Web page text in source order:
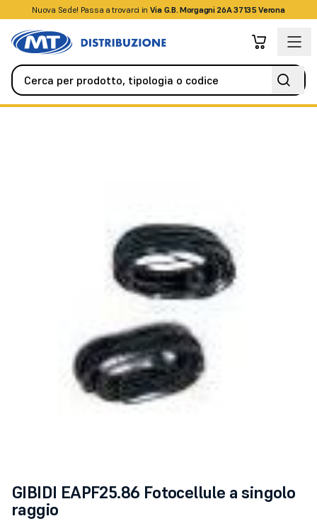
Nuova Sede! Passa a trovarci in Via G.B. Morgagni 26A 37135 Verona
+39045509826
GIBIDI EAPF25.86 Fotocellule a singolo
raggio